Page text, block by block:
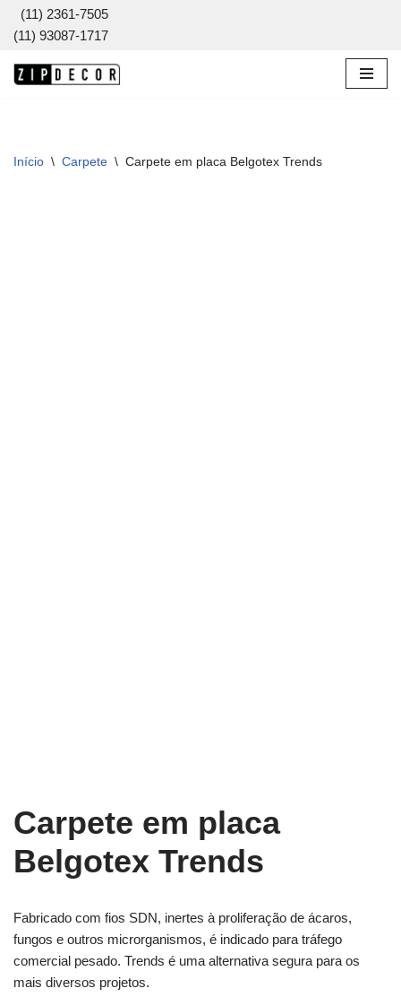
Pular
para
(11) 2361-7505
(11) 93087-1717
Início \ Carpete \ Carpete em placa Belgotex Trends
Carpete em placa
Belgotex Trends
Fabricado com fios SDN, inertes à proliferação de ácaros,
fungos e outros microrganismos, é indicado para tráfego
comercial pesado. Trends é uma alternativa segura para os
mais diversos projetos.